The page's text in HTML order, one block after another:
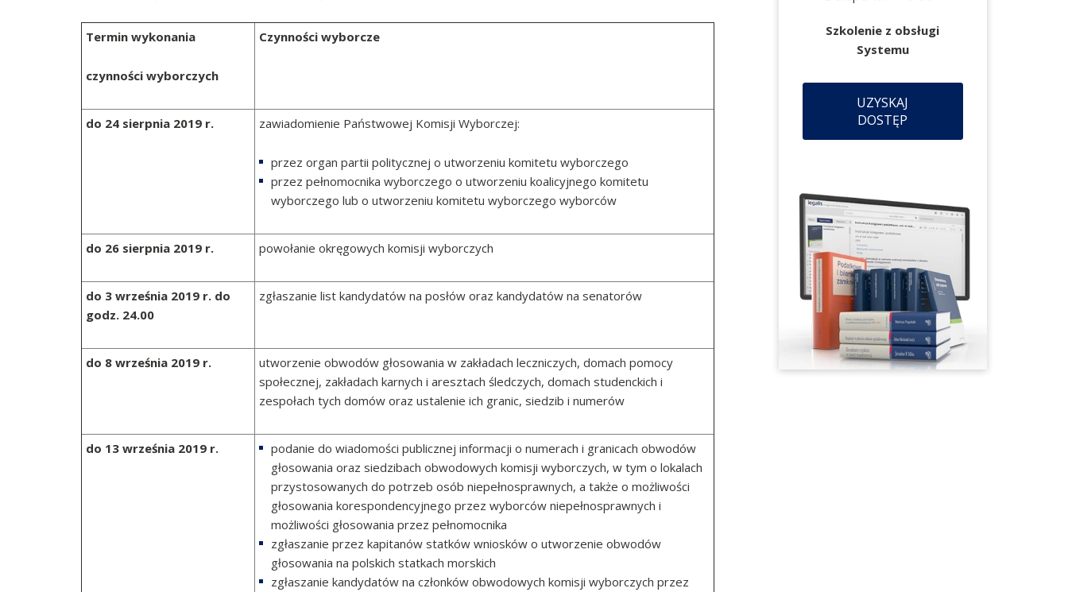
Termin wykonania
czynności wyborczych
Czynności wyborcze
do 24 sierpnia 2019 r. zawiadomienie Państwowej Komisji Wyborczej:
przez organ partii politycznej o utworzeniu komitetu wyborczego
przez pełnomocnika wyborczego o utworzeniu koalicyjnego komitetu
wyborczego lub o utworzeniu komitetu wyborczego wyborców
do 26 sierpnia 2019 r. powołanie okręgowych komisji wyborczych
do 3 września 2019 r. do
godz. 24.00
zgłaszanie list kandydatów na posłów oraz kandydatów na senatorów
do 8 września 2019 r.
utworzenie obwodów głosowania w zakładach leczniczych, domach pomocy
społecznej, zakładach karnych i aresztach śledczych, domach studenckich i
zespołach tych domów oraz ustalenie ich granic, siedzib i numerów
do 13 września 2019 r.
podanie do wiadomości publicznej informacji o numerach i granicach obwodów
głosowania oraz siedzibach obwodowych komisji wyborczych, w tym o lokalach
przystosowanych do potrzeb osób niepełnosprawnych, a także o możliwości
głosowania korespondencyjnego przez wyborców niepełnosprawnych i
możliwości głosowania przez pełnomocnika
zgłaszanie przez kapitanów statków wniosków o utworzenie obwodów
głosowania na polskich statkach morskich
zgłaszanie kandydatów na członków obwodowych komisji wyborczych przez
Szkolenie z obsługi
Systemu
UZYSKAJ
DOSTĘP